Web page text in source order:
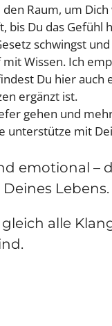
Raum, um
bis Du das Gefühl
schwingst
mit Wissen. Ich
Du hier auch
ergänzt ist.
gehen und
unterstütze mit
emotional –
Lebens.
alle